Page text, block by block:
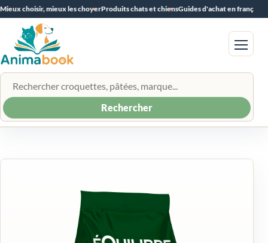
Mieux choisir, mieux les choyerProduits chats et chiensGuides d'achat en français
Rechercher un produit
Rechercher
Menu